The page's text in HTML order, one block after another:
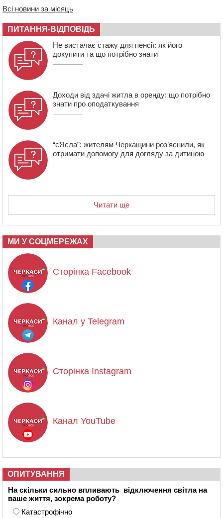
09:42 “Черкасиводоканал” пропонує підвищити
09:08 Встановити гойдалки, карусель і закупити іграшки: у
Черкасах просять покращити умови в дитсадку
Всі новини за місяць
ПИТАННЯ-ВІДПОВІДЬ
Не вистачає стажу для пенсії: як його
докупити та що потрібно знати
Доходи від здачі житла в оренду: що потрібно
знати про оподаткування
“єЯсла”: жителям Черкащини роз’яснили, як
отримати допомогу для догляду за дитиною
Читати ще
МИ У СОЦМЕРЕЖАХ
Сторінка Facebook
Канал у Telegram
Сторінка Instagram
Канал YouTube
ОПИТУВАННЯ
На скільки сильно впливають відключення світла на
ваше життя, зокрема роботу?
Катастрофічно